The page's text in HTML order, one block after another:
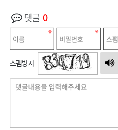
댓글 0
스팸방지